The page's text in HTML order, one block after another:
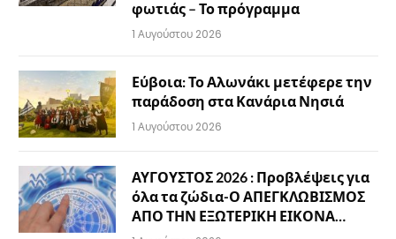
φωτιάς – Το πρόγραμμα
1 Αυγούστου 2026
Εύβοια: Το Αλωνάκι μετέφερε την
παράδοση στα Κανάρια Νησιά
1 Αυγούστου 2026
ΑΥΓΟΥΣΤΟΣ 2026 : Προβλέψεις για
όλα τα ζώδια-Ο ΑΠΕΓΚΛΩΒΙΣΜΟΣ
ΑΠΟ ΤΗΝ ΕΞΩΤΕΡΙΚΗ ΕΙΚΟΝΑ…